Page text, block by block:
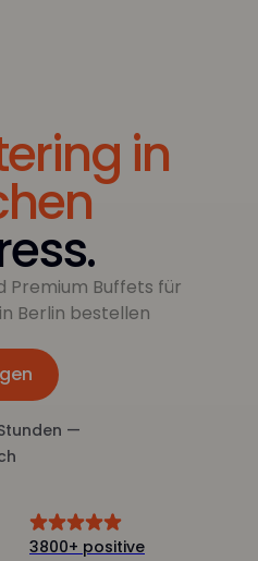
in
Premium Buffets für
Berlin bestellen
—
3800+ positive